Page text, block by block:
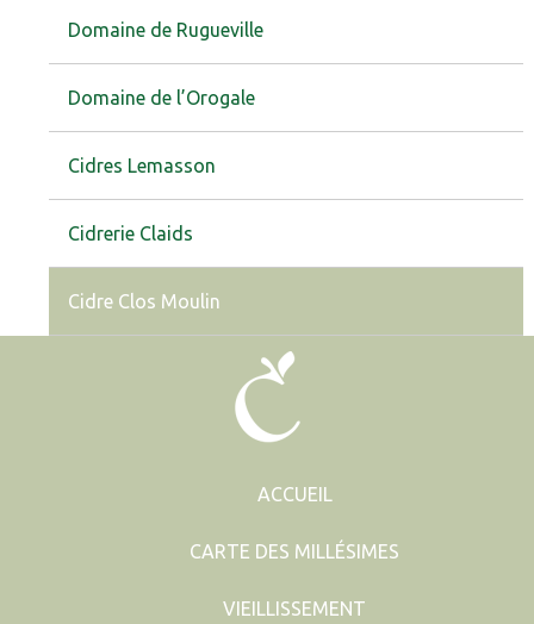
Domaine de Rugueville
Domaine de l’Orogale
Cidres Lemasson
Cidrerie Claids
Cidre Clos Moulin
ACCUEIL
CARTE DES MILLÉSIMES
VIEILLISSEMENT